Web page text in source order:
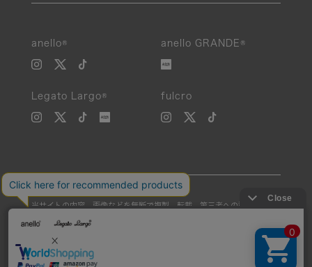
anello® anello GRANDE®
Legato Largo® fulcro
当サイトの内容、画像などを無断で複製、転載、第三者への譲渡などを
Unauthorized reproduction, duplication, or redistribution of any
images or content from this website is strictly prohibited.